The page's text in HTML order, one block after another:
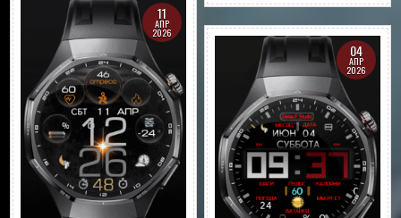
11
АПР
2026
04
АПР
2026